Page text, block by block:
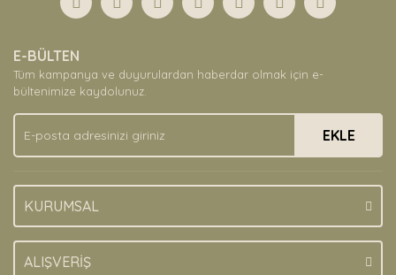
Yorum Yaz
Ürün açıklamasında eksik bilgiler bulunuyor.
Ürün bilgilerinde hatalar bulunuyor.
Ürün fiyatı diğer sitelerden daha pahalı.
Bu ürüne benzer farklı alternatifler olmalı.
E-BÜLTEN
Tüm kampanya ve duyurulardan haberdar olmak için e-
bültenimize kaydolunuz.
EKLE
KURUMSAL
ALIŞVERİŞ